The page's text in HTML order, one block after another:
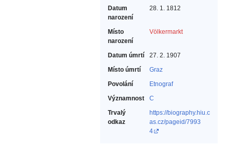
Datum
narození
28. 1. 1812
Místo
narození
Völkermarkt
Datum úmrtí
27. 2. 1907
Místo úmrtí
Graz
Povolání
Etnograf‎
Významnost
C
Trvalý
odkaz
https://biography.hiu.c
as.cz/pageid/7993
4